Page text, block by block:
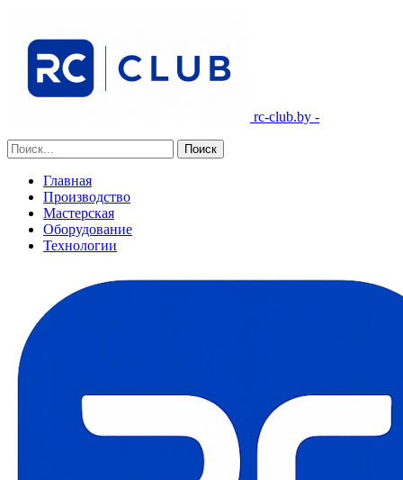
rc-club.by -
Главная
Производство
Мастерская
Оборудование
Технологии